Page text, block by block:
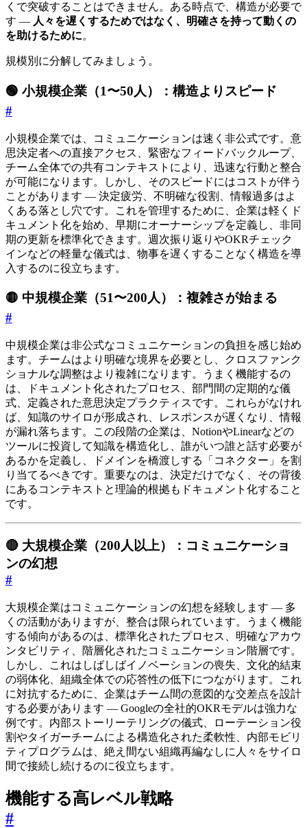
くで突破することはできません。ある時点で、構造が必要で
す — 人々を遅くするためではなく、明確さを持って動くの
を助けるために。
規模別に分解してみましょう。
🟢 小規模企業（1〜50人）：構造よりスピード
#
小規模企業では、コミュニケーションは速く非公式です。意
思決定者への直接アクセス、緊密なフィードバックループ、
チーム全体での共有コンテキストにより、迅速な行動と整合
が可能になります。しかし、そのスピードにはコストが伴う
ことがあります — 決定疲労、不明確な役割、情報過多はよ
くある落とし穴です。これを管理するために、企業は軽くド
キュメント化を始め、早期にオーナーシップを定義し、非同
期の更新を標準化できます。週次振り返りやOKRチェック
インなどの軽量な儀式は、物事を遅くすることなく構造を導
入するのに役立ちます。
🟡 中規模企業（51〜200人）：複雑さが始まる
#
中規模企業は非公式なコミュニケーションの負担を感じ始め
ます。チームはより明確な境界を必要とし、クロスファンク
ショナルな調整はより複雑になります。うまく機能するの
は、ドキュメント化されたプロセス、部門間の定期的な儀
式、定義された意思決定プラクティスです。これらがなけれ
ば、知識のサイロが形成され、レスポンスが遅くなり、情報
が漏れ落ちます。この段階の企業は、NotionやLinearなどの
ツールに投資して知識を構造化し、誰がいつ誰と話す必要が
あるかを定義し、ドメインを橋渡しする「コネクター」を割
り当てるべきです。重要なのは、決定だけでなく、その背後
にあるコンテキストと理論的根拠もドキュメント化すること
です。
🔴 大規模企業（200人以上）：コミュニケーショ
ンの幻想
#
大規模企業はコミュニケーションの幻想を経験します — 多
くの活動がありますが、整合は限られています。うまく機能
する傾向があるのは、標準化されたプロセス、明確なアカウ
ンタビリティ、階層化されたコミュニケーション階層です。
しかし、これはしばしばイノベーションの喪失、文化的結束
の弱体化、組織全体での応答性の低下につながります。これ
に対抗するために、企業はチーム間の意図的な交差点を設計
する必要があります — Googleの全社的OKRモデルは強力な
例です。内部ストーリーテリングの儀式、ローテーション役
割やタイガーチームによる構造化された柔軟性、内部モビリ
ティプログラムは、絶え間ない組織再編なしに人々をサイロ
間で接続し続けるのに役立ちます。
機能する高レベル戦略
#